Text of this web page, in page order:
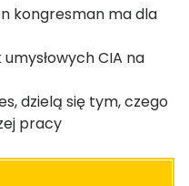
kongresman ma dla
CIA na
dzielą się tym, czego
pracy